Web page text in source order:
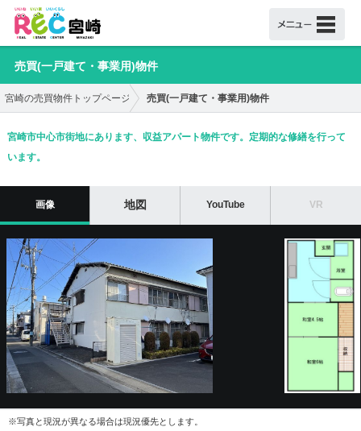
売買(一戸建て・事業用)物件
宮崎の売買物件トップページ 売買(一戸建て・事業用)物件
宮崎市中心市街地にあります、収益アパート物件です。定期的な修繕を行って
います。
画像 地図 YouTube VR
※写真と現況が異なる場合は現況優先とします。